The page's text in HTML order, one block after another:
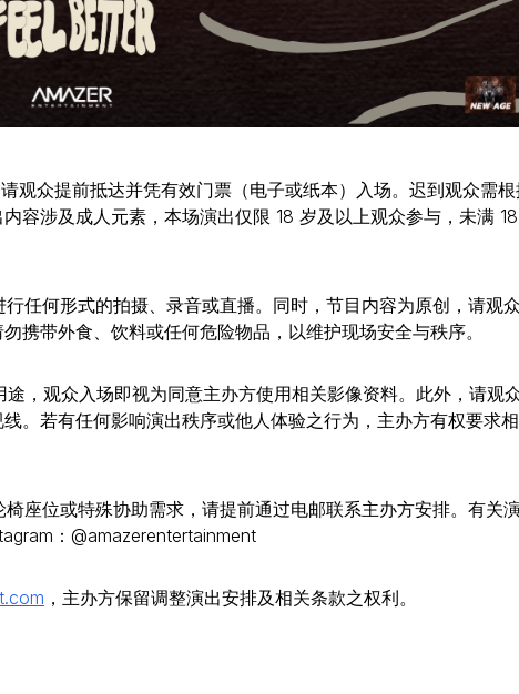
观众提前抵达并凭有效门票（电子或纸本）入场。迟到观众需
容涉及成人元素，本场演出仅限 18 岁及以上观众参与，未满
任何形式的拍摄、录音或直播。同时，节目内容为原创，请观
携带外食、饮料或任何危险物品，以维护现场安全与秩序。
，观众入场即视为同意主办方使用相关影像资料。此外，请观
。若有任何影响演出秩序或他人体验之行为，主办方有权要求
座位或特殊协助需求，请提前通过电邮联系主办方安排。有关
：@amazerentertainment
，主办方保留调整演出安排及相关条款之权利。